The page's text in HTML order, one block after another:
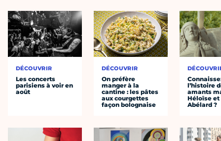
DÉCOUVRIR
Les concerts
parisiens à voir en
août
DÉCOUVRIR
On préfère
manger à la
cantine : les pâtes
aux courgettes
façon bolognaise
l’histoire
amants
Héloïse et
Abélard ?